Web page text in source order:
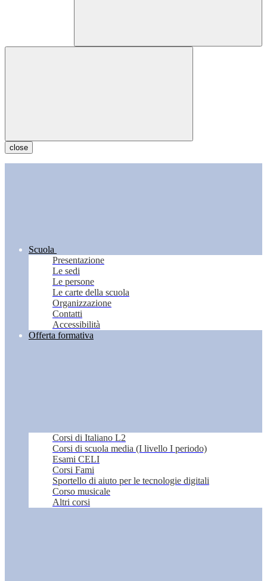
close
Scuola
Presentazione
Le sedi
Le persone
Le carte della scuola
Organizzazione
Contatti
Accessibilità
Offerta formativa
Corsi di Italiano L2
Corsi di scuola media (I livello I periodo)
Esami CELI
Corsi Fami
Sportello di aiuto per le tecnologie digitali
Corso musicale
Altri corsi